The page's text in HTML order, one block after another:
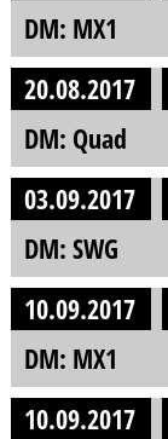
DM: MX1
20.08.2017
DM: Quad
03.09.2017
DM: SWG
10.09.2017
DM: MX1
10.09.2017